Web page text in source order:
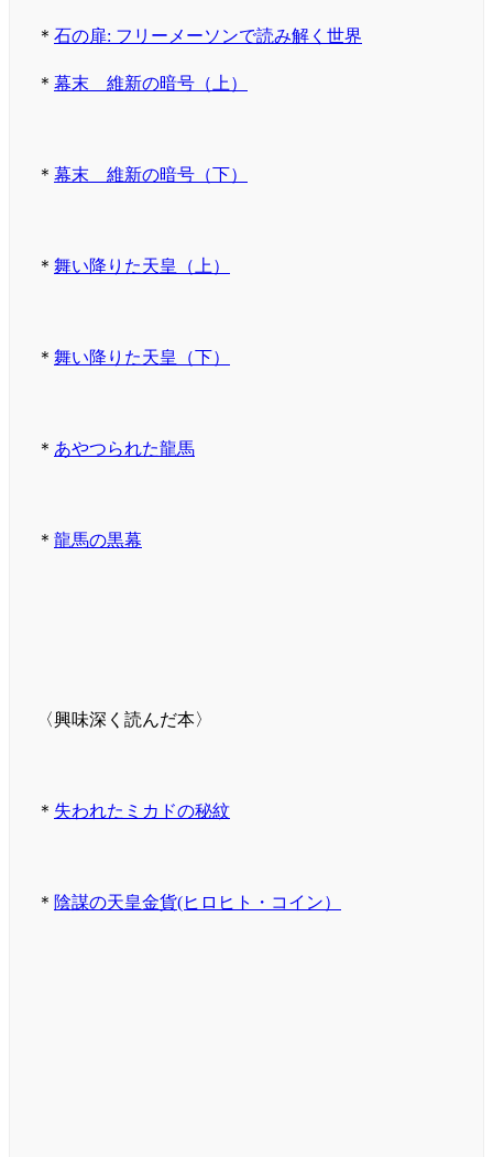
＊ 石の扉: フリーメーソンで読み解く世界
＊ 幕末 維新の暗号（上）
＊ 幕末 維新の暗号（下）
＊ 舞い降りた天皇（上）
＊ 舞い降りた天皇（下）
＊ あやつられた龍馬
＊ 龍馬の黒幕
〈興味深く読んだ本〉
＊ 失われたミカドの秘紋
＊ 陰謀の天皇金貨(ヒロヒト・コイン）